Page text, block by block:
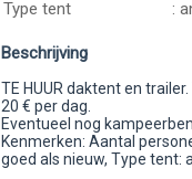
Type tent
:
Beschrijving
TE HUUR daktent en
20 € per dag.
Eventueel nog
Kenmerken: Aantal
goed als nieuw, Type tent: